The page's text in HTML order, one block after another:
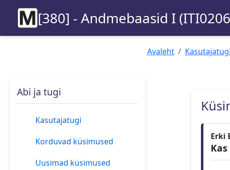
[380] - Andmebaasid I
Avaleht Kasutajatugi
Abi ja tugi
Kasutajatugi
Korduvad küsimused
Uusimad küsimused
Erki